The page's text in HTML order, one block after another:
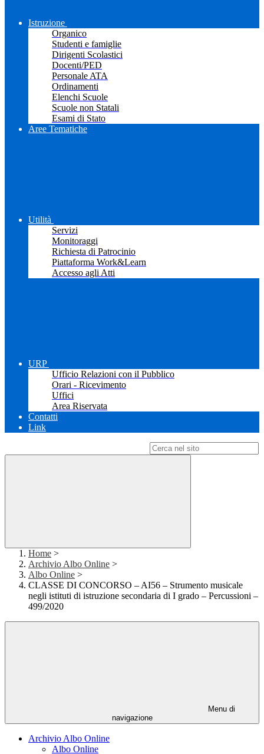
Istruzione
Organico
Studenti e famiglie
Dirigenti Scolastici
Docenti/PED
Personale ATA
Ordinamenti
Elenchi Scuole
Scuole non Statali
Esami di Stato
Aree Tematiche
Utilità
Servizi
Monitoraggi
Richiesta di Patrocinio
Piattaforma Work&Learn
Accesso agli Atti
URP
Ufficio Relazioni con il Pubblico
Orari - Ricevimento
Uffici
Area Riservata
Contatti
Link
Home >
Archivio Albo Online >
Albo Online >
CLASSE DI CONCORSO – AI56 – Strumento musicale
negli istituti di istruzione secondaria di I grado – Percussioni –
499/2020
Menu di
navigazione
Archivio Albo Online
Albo Online